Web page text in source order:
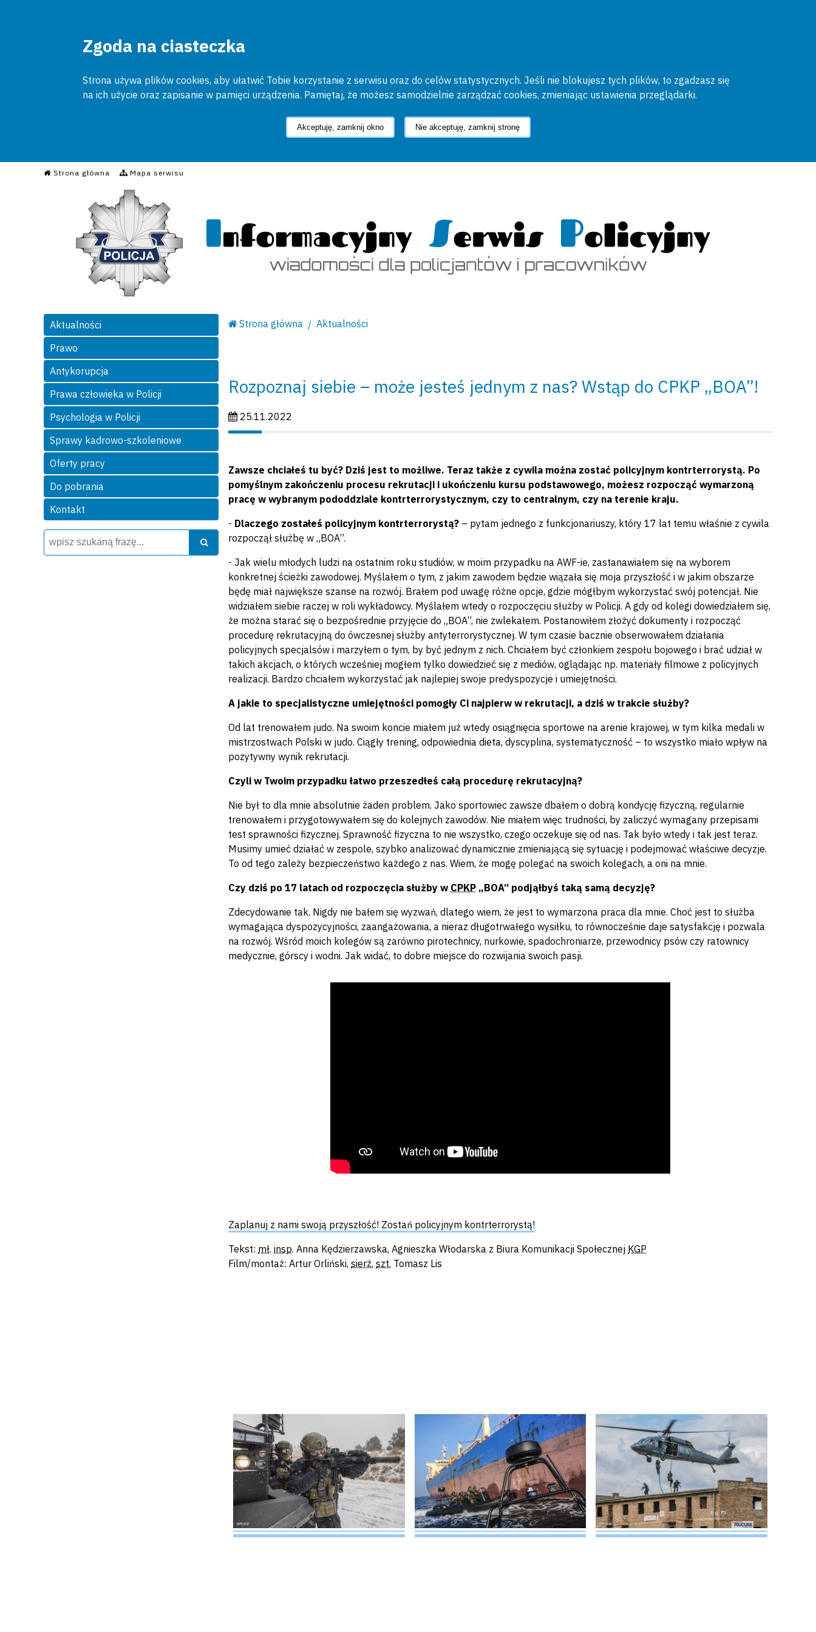
Zgoda na ciasteczka
Strona używa plików cookies, aby ułatwić Tobie korzystanie z serwisu oraz do celów statystycznych. Jeśli nie blokujesz tych plików, to zgadzasz się
na ich użycie oraz zapisanie w pamięci urządzenia. Pamiętaj, że możesz samodzielnie zarządzać cookies, zmieniając ustawienia przeglądarki.
Akceptuję, zamknij okno Nie akceptuję, zamknij stronę
Strona główna Mapa serwisu
Informacyjny Serwis Policyjny
Aktualności
Prawo
Antykorupcja
Prawa człowieka w Policji
Psychologia w Policji
Sprawy kadrowo-szkoleniowe
Oferty pracy
Do pobrania
Kontakt
Wyszukiwarka
Szukaj Szukaj
Strona główna Aktualności
Rozpoznaj siebie – może jesteś jednym z nas? Wstąp do CPKP „BOA”!
Data publikacji:
25.11.2022
Zawsze chciałeś tu być? Dziś jest to możliwe. Teraz także z cywila można zostać policyjnym kontrterrorystą. Po
pomyślnym zakończeniu procesu rekrutacji i ukończeniu kursu podstawowego, możesz rozpocząć wymarzoną
pracę w wybranym pododdziale kontrterrorystycznym, czy to centralnym, czy na terenie kraju.
- Dlaczego zostałeś policyjnym kontrterrorystą? – pytam jednego z funkcjonariuszy, który 17 lat temu właśnie z cywila
rozpoczął służbę w „BOA”.
- Jak wielu młodych ludzi na ostatnim roku studiów, w moim przypadku na AWF-ie, zastanawiałem się na wyborem
konkretnej ścieżki zawodowej. Myślałem o tym, z jakim zawodem będzie wiązała się moja przyszłość i w jakim obszarze
będę miał największe szanse na rozwój. Brałem pod uwagę różne opcje, gdzie mógłbym wykorzystać swój potencjał. Nie
widziałem siebie raczej w roli wykładowcy. Myślałem wtedy o rozpoczęciu służby w Policji. A gdy od kolegi dowiedziałem się,
że można starać się o bezpośrednie przyjęcie do „BOA”, nie zwlekałem. Postanowiłem złożyć dokumenty i rozpocząć
procedurę rekrutacyjną do ówczesnej służby antyterrorystycznej. W tym czasie bacznie obserwowałem działania
policyjnych specjalsów i marzyłem o tym, by być jednym z nich. Chciałem być członkiem zespołu bojowego i brać udział w
takich akcjach, o których wcześniej mogłem tylko dowiedzieć się z mediów, oglądając np. materiały filmowe z policyjnych
realizacji. Bardzo chciałem wykorzystać jak najlepiej swoje predyspozycje i umiejętności.
A jakie to specjalistyczne umiejętności pomogły Ci najpierw w rekrutacji, a dziś w trakcie służby?
Od lat trenowałem judo. Na swoim koncie miałem już wtedy osiągnięcia sportowe na arenie krajowej, w tym kilka medali w
mistrzostwach Polski w judo. Ciągły trening, odpowiednia dieta, dyscyplina, systematyczność – to wszystko miało wpływ na
pozytywny wynik rekrutacji.
Czyli w Twoim przypadku łatwo przeszedłeś całą procedurę rekrutacyjną?
Nie był to dla mnie absolutnie żaden problem. Jako sportowiec zawsze dbałem o dobrą kondycję fizyczną, regularnie
trenowałem i przygotowywałem się do kolejnych zawodów. Nie miałem więc trudności, by zaliczyć wymagany przepisami
test sprawności fizycznej. Sprawność fizyczna to nie wszystko, czego oczekuje się od nas. Tak było wtedy i tak jest teraz.
Musimy umieć działać w zespole, szybko analizować dynamicznie zmieniającą się sytuację i podejmować właściwe decyzje.
To od tego zależy bezpieczeństwo każdego z nas. Wiem, że mogę polegać na swoich kolegach, a oni na mnie.
Czy dziś po 17 latach od rozpoczęcia służby w CPKP „BOA” podjąłbyś taką samą decyzję?
Zdecydowanie tak. Nigdy nie bałem się wyzwań, dlatego wiem, że jest to wymarzona praca dla mnie. Choć jest to służba
wymagająca dyspozycyjności, zaangażowania, a nieraz długotrwałego wysiłku, to równocześnie daje satysfakcję i pozwala
na rozwój. Wśród moich kolegów są zarówno pirotechnicy, nurkowie, spadochroniarze, przewodnicy psów czy ratownicy
medycznie, górscy i wodni. Jak widać, to dobre miejsce do rozwijania swoich pasji.
Zaplanuj z nami swoją przyszłość! Zostań policyjnym kontrterrorystą!
Tekst: mł. insp. Anna Kędzierzawska, Agnieszka Włodarska z Biura Komunikacji Społecznej KGP
Film/montaż: Artur Orliński, sierż. szt. Tomasz Lis